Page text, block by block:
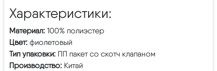
Характеристики:
Материал: 100% полиэстер
Цвет: фиолетовый
Тип упаковки: ПП пакет со скотч клапаном
Производство: Китай